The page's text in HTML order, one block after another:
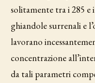
solitamente tra i 285
ghiandole surrenali e
lavorano
concentrazione
da tali parametri